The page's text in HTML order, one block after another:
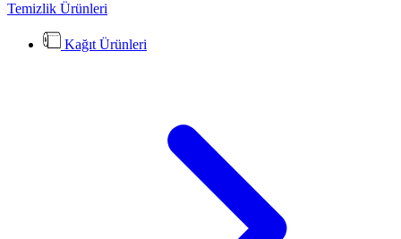
Temizlik Ürünleri
Kağıt Ürünleri